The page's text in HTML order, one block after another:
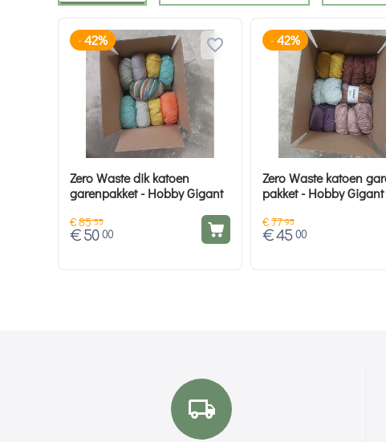
- 42%
Zero Waste dik katoen
garenpakket - Hobby Gigant
€85 55
€ 50 00
- 42%
Zero Waste katoen
pakket - Hobby Gigant
€77 95
€45 00